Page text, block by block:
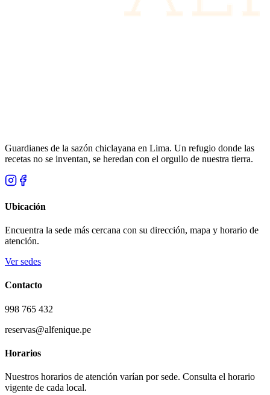
Guardianes de la sazón chiclayana en Lima. Un refugio donde las
recetas no se inventan, se heredan con el orgullo de nuestra tierra.
Ubicación
Encuentra la sede más cercana con su dirección, mapa y horario de
atención.
Ver sedes
Contacto
998 765 432
reservas@alfenique.pe
Horarios
Nuestros horarios de atención varían por sede. Consulta el horario
vigente de cada local.